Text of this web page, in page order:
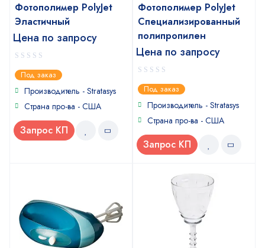
Фотополимер PolyJet
Эластичный
Цена по запросу
0
out
of
Под заказ
Производитель - Stratasys
Страна про-ва - США
Запрос КП
Фотополимер PolyJet
Специализированный
полипропилен
Цена по запросу
0
out
of
Под заказ
Производитель - Stratasys
Страна про-ва - США
Запрос КП